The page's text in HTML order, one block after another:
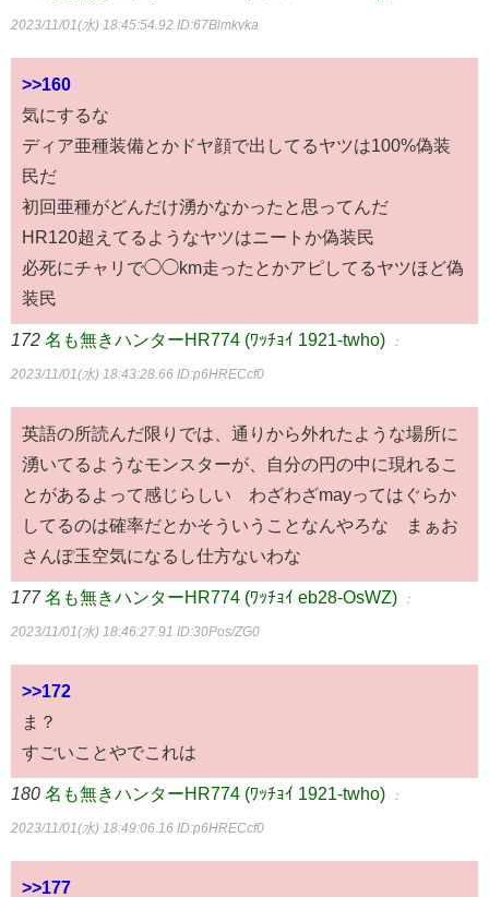
2023/11/01(水) 18:45:54.92 ID:67Blmkvka
>>160
気にするな
ディア亜種装備とかドヤ顔で出してるヤツは100%偽装
民だ
初回亜種がどんだけ湧かなかったと思ってんだ
HR120超えてるようなヤツはニートか偽装民
必死にチャリで◯◯km走ったとかアピしてるヤツほど偽
装民
172 名も無きハンターHR774 (ﾜｯﾁｮｲ 1921-twho) ：
2023/11/01(水) 18:43:28.66 ID:p6HRECcf0
英語の所読んだ限りでは、通りから外れたような場所に
湧いてるようなモンスターが、自分の円の中に現れるこ
とがあるよって感じらしい わざわざmayってはぐらか
してるのは確率だとかそういうことなんやろな まぁお
さんぽ玉空気になるし仕方ないわな
177 名も無きハンターHR774 (ﾜｯﾁｮｲ eb28-OsWZ) ：
2023/11/01(水) 18:46:27.91 ID:30Pos/ZG0
>>172
ま？
すごいことやでこれは
180 名も無きハンターHR774 (ﾜｯﾁｮｲ 1921-twho) ：
2023/11/01(水) 18:49:06.16 ID:p6HRECcf0
>>177